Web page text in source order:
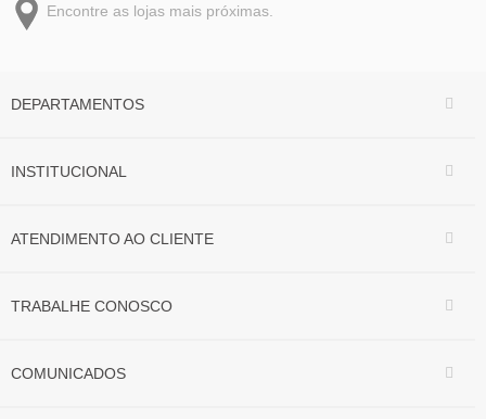
Encontre as lojas mais próximas.
DEPARTAMENTOS
INSTITUCIONAL
ATENDIMENTO AO CLIENTE
TRABALHE CONOSCO
COMUNICADOS